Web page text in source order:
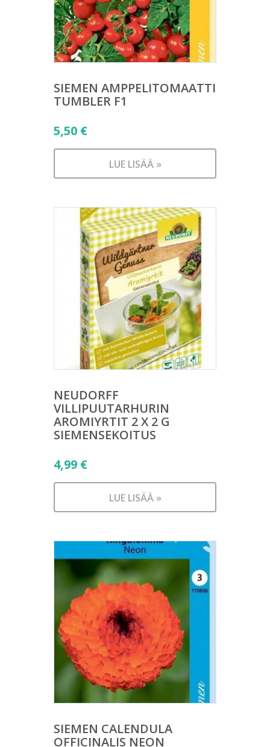
SIEMEN AMPPELITOMAATTI
TUMBLER F1
5,50 €
LUE LISÄÄ »
NEUDORFF
VILLIPUUTARHURIN
AROMIYRTIT 2 X 2 G
SIEMENSEKOITUS
4,99 €
LUE LISÄÄ »
SIEMEN CALENDULA
OFFICINALIS NEON